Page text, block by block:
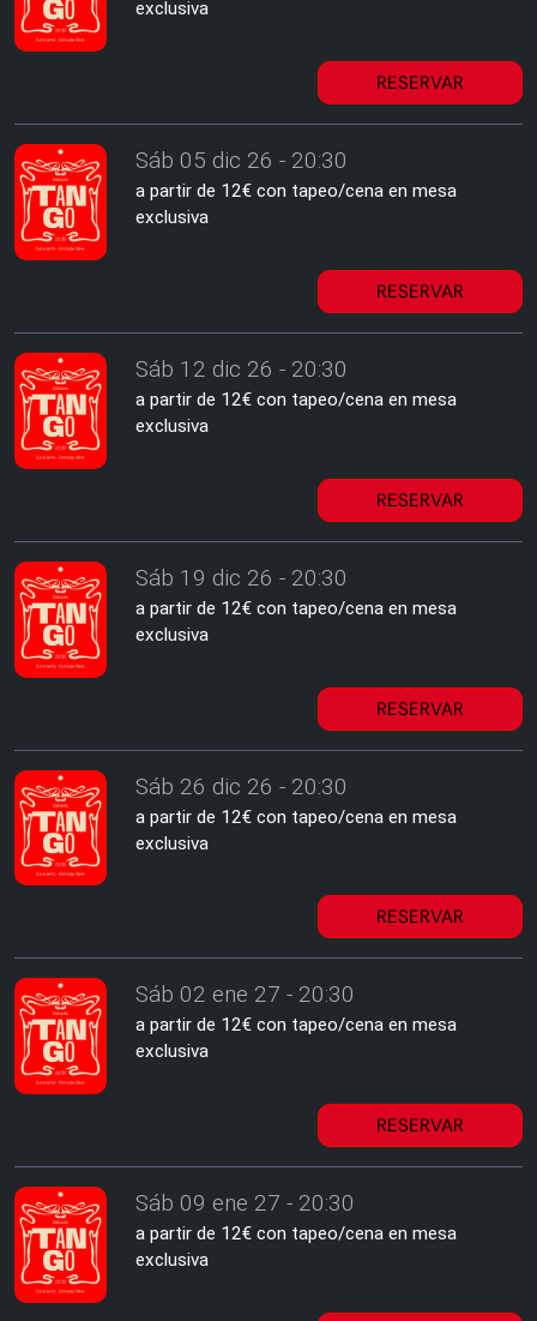
exclusiva
RESERVAR
Sáb 05 dic 26 - 20:30
a partir de 12€ con tapeo/cena en mesa
exclusiva
RESERVAR
Sáb 12 dic 26 - 20:30
a partir de 12€ con tapeo/cena en mesa
exclusiva
RESERVAR
Sáb 19 dic 26 - 20:30
a partir de 12€ con tapeo/cena en mesa
exclusiva
RESERVAR
Sáb 26 dic 26 - 20:30
a partir de 12€ con tapeo/cena en mesa
exclusiva
RESERVAR
Sáb 02 ene 27 - 20:30
a partir de 12€ con tapeo/cena en mesa
exclusiva
RESERVAR
Sáb 09 ene 27 - 20:30
a partir de 12€ con tapeo/cena en mesa
exclusiva